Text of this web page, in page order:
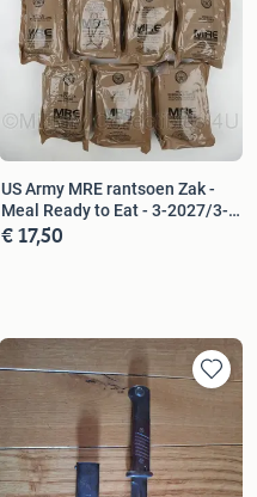
US Army MRE rantsoen Zak -
Meal Ready to Eat - 3-2027/3-
2028
€ 17,50